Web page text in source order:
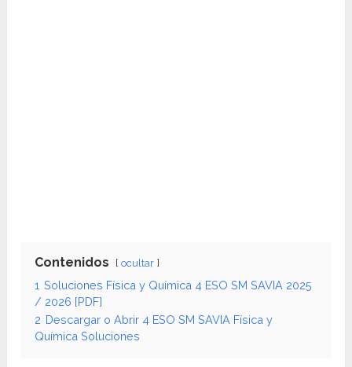
Contenidos ocultar
1 Soluciones Física y Química 4 ESO SM SAVIA 2025
/ 2026 [PDF]
2 Descargar o Abrir 4 ESO SM SAVIA Física y
Química Soluciones